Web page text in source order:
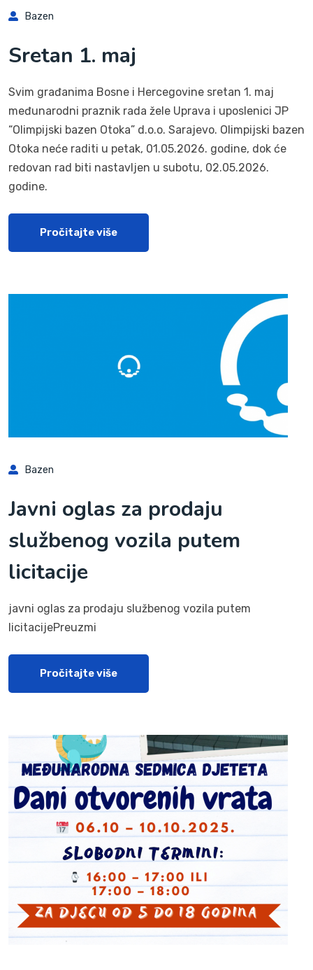
Bazen
Sretan 1. maj
Svim građanima Bosne i Hercegovine sretan 1. maj
međunarodni praznik rada žele Uprava i uposlenici JP
“Olimpijski bazen Otoka” d.o.o. Sarajevo. Olimpijski bazen
Otoka neće raditi u petak, 01.05.2026. godine, dok će
redovan rad biti nastavljen u subotu, 02.05.2026.
godine.
Pročitajte više
Bazen
Javni oglas za prodaju
službenog vozila putem
licitacije
javni oglas za prodaju službenog vozila putem
licitacijePreuzmi
Pročitajte više